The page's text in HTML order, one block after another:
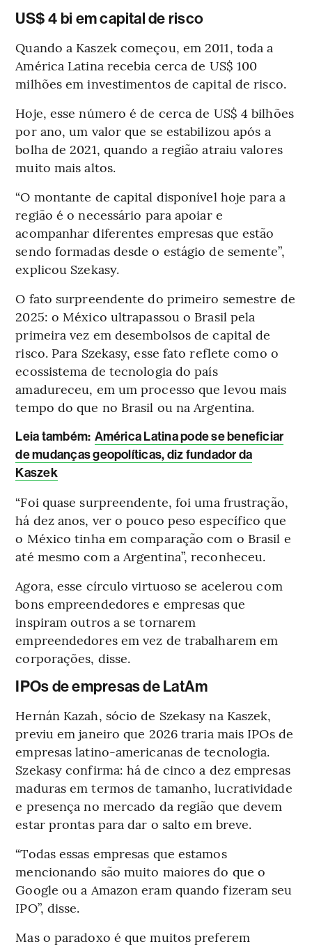
US$ 4 bi em capital de risco
Quando a Kaszek começou, em 2011, toda a
América Latina recebia cerca de US$ 100
milhões em investimentos de capital de risco.
Hoje, esse número é de cerca de US$ 4 bilhões
por ano, um valor que se estabilizou após a
bolha de 2021, quando a região atraiu valores
muito mais altos.
“O montante de capital disponível hoje para a
região é o necessário para apoiar e
acompanhar diferentes empresas que estão
sendo formadas desde o estágio de semente”,
explicou Szekasy.
O fato surpreendente do primeiro semestre de
2025: o México ultrapassou o Brasil pela
primeira vez em desembolsos de capital de
risco. Para Szekasy, esse fato reflete como o
ecossistema de tecnologia do país
amadureceu, em um processo que levou mais
tempo do que no Brasil ou na Argentina.
Leia também: América Latina pode se beneficiar
de mudanças geopolíticas, diz fundador da
Kaszek
“Foi quase surpreendente, foi uma frustração,
há dez anos, ver o pouco peso específico que
o México tinha em comparação com o Brasil e
até mesmo com a Argentina”, reconheceu.
Agora, esse círculo virtuoso se acelerou com
bons empreendedores e empresas que
inspiram outros a se tornarem
empreendedores em vez de trabalharem em
corporações, disse.
IPOs de empresas de LatAm
Hernán Kazah, sócio de Szekasy na Kaszek,
previu em janeiro que 2026 traria mais IPOs de
empresas latino-americanas de tecnologia.
Szekasy confirma: há de cinco a dez empresas
maduras em termos de tamanho, lucratividade
e presença no mercado da região que devem
estar prontas para dar o salto em breve.
“Todas essas empresas que estamos
mencionando são muito maiores do que o
Google ou a Amazon eram quando fizeram seu
IPO”, disse.
Mas o paradoxo é que muitos preferem